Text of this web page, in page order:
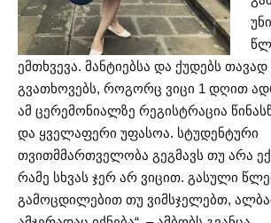
ემთხვევა. მანტიებსა და ქუდებს
გვათხოვებს, როგორც ვიცი 1 დღით
ამ ცერემონიალზე რეგისტრაცია
და ყველაფერი უფასოა. სტუდენტური
თვითმმართველობა გეგმავს თუ არა
რამე სხვას ჯერ არ ვიცით. გასული
გამოცდილებით თუ ვიმსჯელებთ,